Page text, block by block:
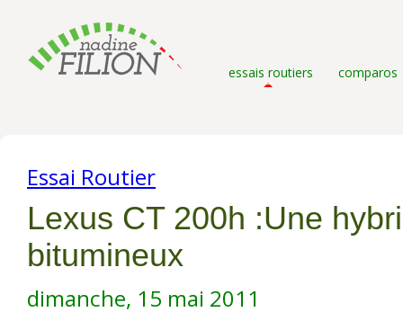
essais routiers comparos
Essai Routier
Lexus CT 200h :Une
bitumineux
dimanche, 15 mai 2011